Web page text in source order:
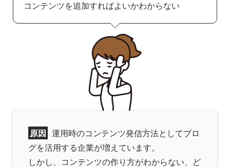
コンテンツを追加すればよいかわからない
原因 運用時のコンテンツ発信方法としてブロ
グを活用する企業が増えています。
しかし、コンテンツの作り方がわからない、ど